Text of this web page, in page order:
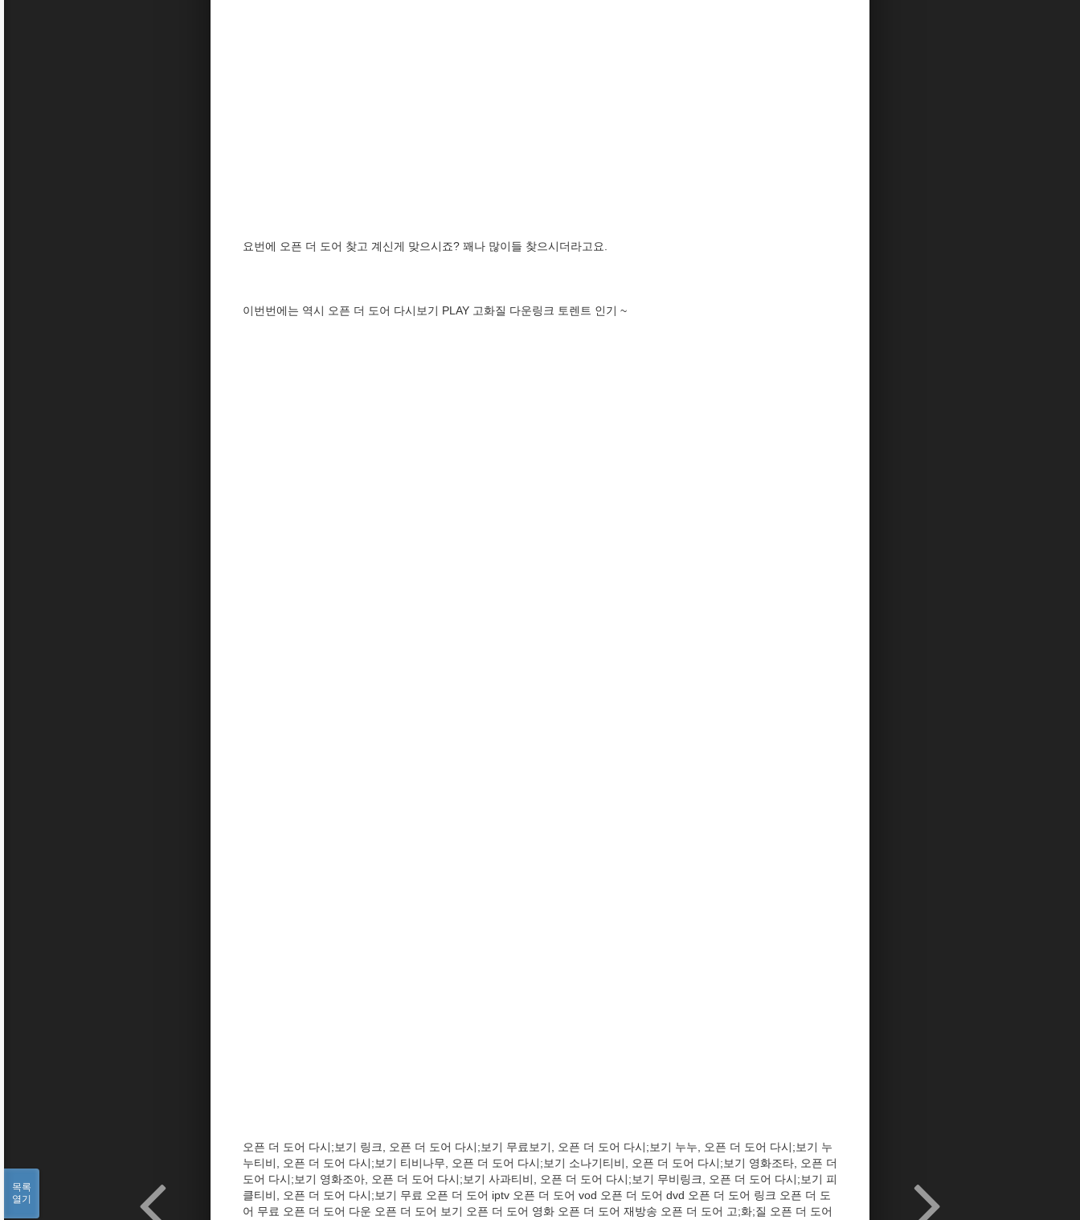
요번에 오픈 더 도어 찾고 계신게 맞으시죠? 꽤나 많이들 찾으시더라고요.
이번번에는 역시 오픈 더 도어 다시보기 PLAY 고화질 다운링크 토렌트 인기 ~
오픈 더 도어 다시;보기 링크, 오픈 더 도어 다시;보기 무료보기, 오픈 더 도어 다시;보기 누누, 오픈 더 도어 다시;보기 누
누티비, 오픈 더 도어 다시;보기 티비나무, 오픈 더 도어 다시;보기 소나기티비, 오픈 더 도어 다시;보기 영화조타, 오픈 더
도어 다시;보기 영화조아, 오픈 더 도어 다시;보기 사과티비, 오픈 더 도어 다시;보기 무비링크, 오픈 더 도어 다시;보기 피
클티비, 오픈 더 도어 다시;보기 무료 오픈 더 도어 iptv 오픈 더 도어 vod 오픈 더 도어 dvd 오픈 더 도어 링크 오픈 더 도
어 무료 오픈 더 도어 다운 오픈 더 도어 보기 오픈 더 도어 영화 오픈 더 도어 재방송 오픈 더 도어 고;화;질 오픈 더 도어
목록
열기